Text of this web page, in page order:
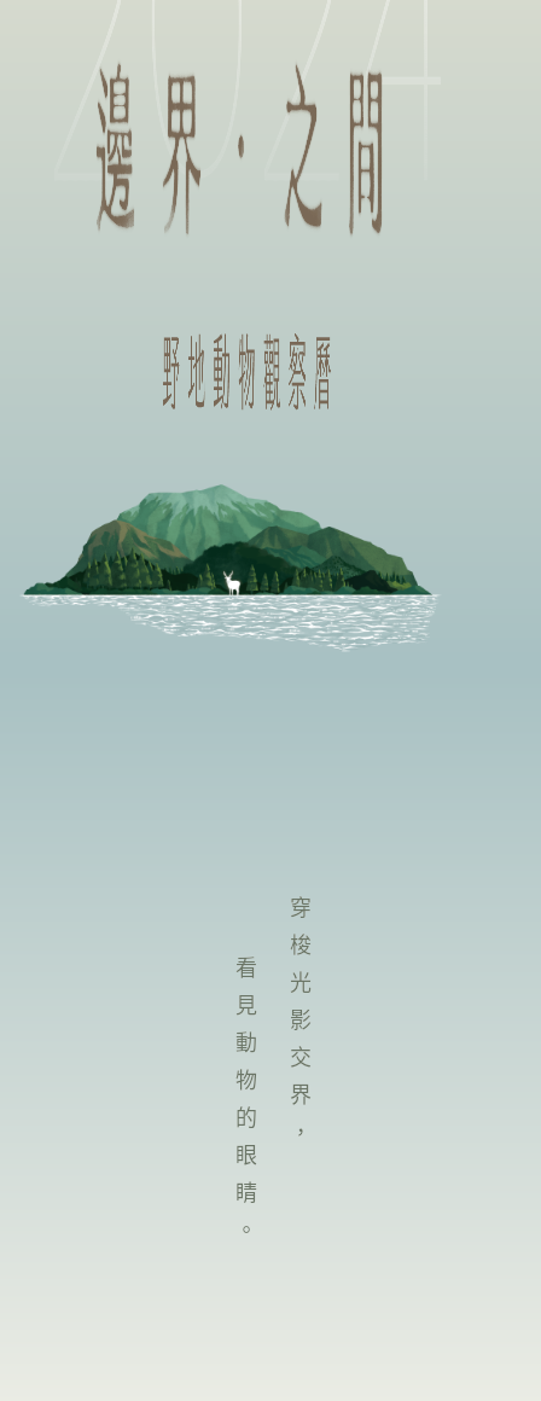
穿梭光影交界，
看見動物的眼睛。